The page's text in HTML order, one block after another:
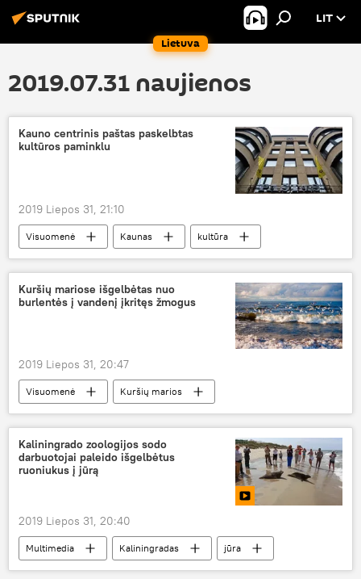
Lietuva
LIT
2019.07.31 naujienos
Kauno centrinis paštas paskelbtas
kultūros paminklu
2019 Liepos 31, 21:10
Visuomenė Kaunas
kultūra
paminklas
Kuršių mariose išgelbėtas nuo
burlentės į vandenį įkritęs žmogus
2019 Liepos 31, 20:47
Visuomenė
Kuršių marios
gelbėjimas
gelbėjimo operacijos
Kaliningrado zoologijos sodo
darbuotojai paleido išgelbėtus
ruoniukus į jūrą
2019 Liepos 31, 20:40
Multimedia Kaliningradas
jūra
zoologijos sodas